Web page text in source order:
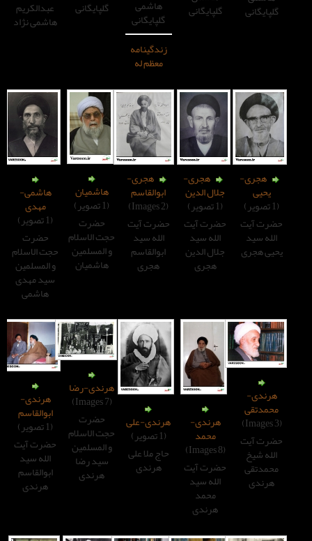
عبدالکریم
هاشمی نژاد
گلپایگانی هاشمی
گلپایگانی
هاشمی-
مهدی
(1 تصویر)
حضرت
حجت الاسلام
و المسلمین
هاشمیان
(1 تصویر)
حضرت
حجت الاسلام
و المسلمین
هاشمیان
هجری-
ابوالقاسم
(2 Images)
حضرت آیت
الله سید
ابوالقاسم
هجری-
آیت
الدین
هرندی-
ابوالقاسم
(1 تصویر)
حضرت آیت
الله سید
ابوالقاسم
هرندی-رضا
حضرت
حجت الاسلام
و المسلمین
سید رضا
هرندی
هرندی-علی
حاج ملا علی
هرندی
آیت